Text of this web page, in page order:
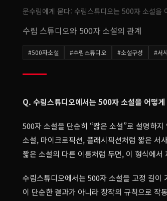
문수림에게 묻다: 수림스튜디오는 500자 소설을
수림 스튜디오와 500자 소설의 관계
#500자소설 #수림스튜디오 #소설구성 #서
Q. 수림스튜디오에서는 500자 소설을 어떻
500자 소설을 단순히 “짧은 소설”로 설명하
소설, 마이크로픽션, 플래시픽션처럼 짧은 서
짧은 소설의 다른 이름처럼 두면, 이 형식에
수림스튜디오에서는 500자 소설을 고정 길
이 단순한 결과가 아니라 창작의 규칙으로 작